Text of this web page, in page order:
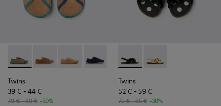
Twins - K800663-004 - Zapatos de ante y piel multicolor
Twins - K800663-007 - Zapatos de piel multicolor
Twins - K800663-003 - Zapatos de ante y
Twins - K800663-002
Twins - K800663-001
Twins
39 € - 44 €
79 € - 89 € -50%
Twins - K800677-003 -
Twins - K800677-001
Twins
52 € - 59 €
75 € - 85 € -30%